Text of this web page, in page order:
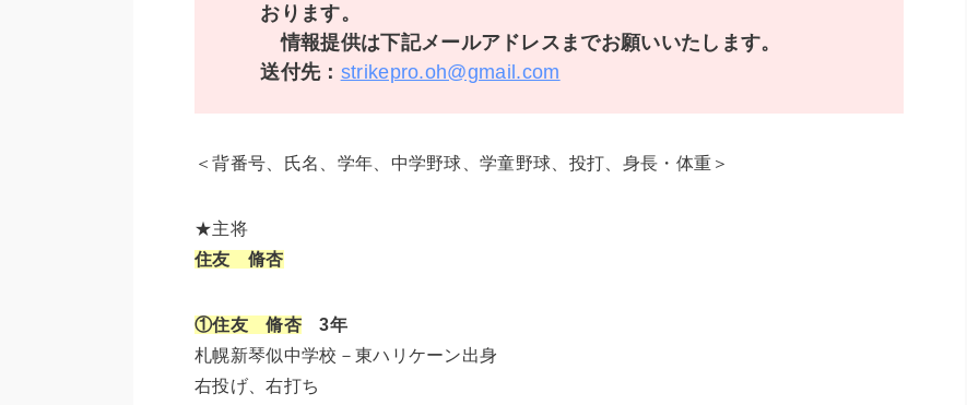
おります。
情報提供は下記メールアドレスまでお願いいたします。
送付先： strikepro.oh@gmail.com
＜背番号、氏名、学年、中学野球、学童野球、投打、身長・体重＞
★主将
住友 脩杏
①住友 脩杏3年
札幌新琴似中学校－東ハリケーン出身
右投げ、右打ち